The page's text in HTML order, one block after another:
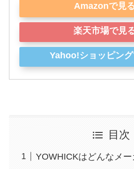
Amazonで見
楽天市場で見
Yahoo!ショッピン
目次
YOWHICKはどんなメ